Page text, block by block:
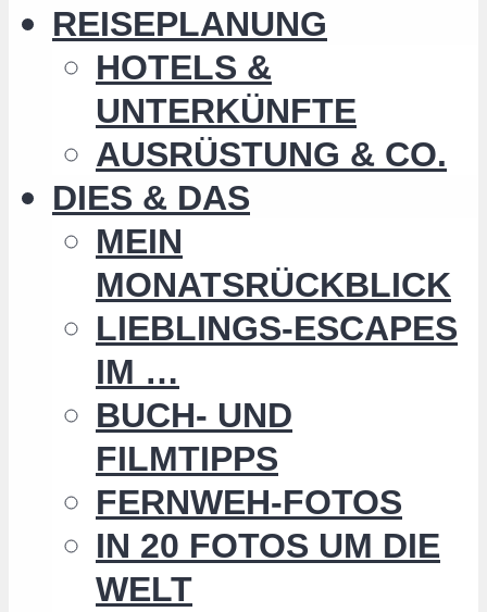
REISEPLANUNG
HOTELS &
UNTERKÜNFTE
AUSRÜSTUNG & CO.
DIES & DAS
MEIN
MONATSRÜCKBLICK
LIEBLINGS-ESCAPES
IM …
BUCH- UND
FILMTIPPS
FERNWEH-FOTOS
IN 20 FOTOS UM DIE
WELT